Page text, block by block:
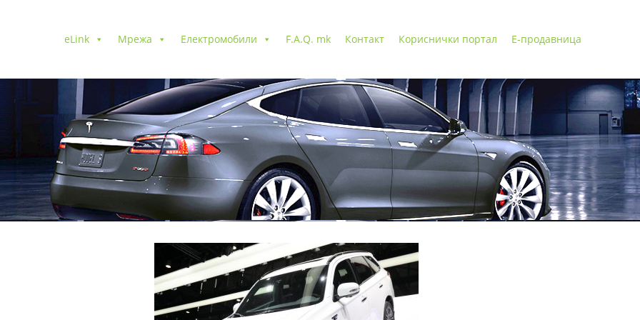
eLink Мрежа Електромобили F.A.Q. mk Контакт Кориснички портал Е-продавница